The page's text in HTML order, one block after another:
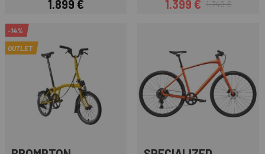
Prezzo
1.899 € Prezzo
1.399 €Prezzo base
1.749 €
-14%
OUTLET